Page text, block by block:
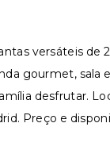
versáteis de
gourmet, sala
desfrutar.
Preço e